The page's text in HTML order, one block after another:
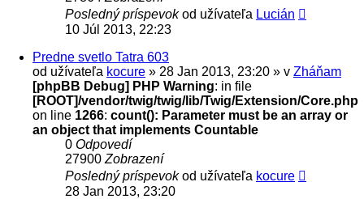
Posledný príspevokod užívateľa Lucián
10 Júl 2013, 22:23
Predne svetlo Tatra 603
od užívateľa kocure » 28 Jan 2013, 23:20 » v Zháňam
[phpBB Debug] PHP Warning: in file
[ROOT]/vendor/twig/twig/lib/Twig/Extension/Core.php
on line 1266: count(): Parameter must be an array or
an object that implements Countable
0 Odpovedí
27900 Zobrazení
Posledný príspevokod užívateľa kocure
28 Jan 2013, 23:20